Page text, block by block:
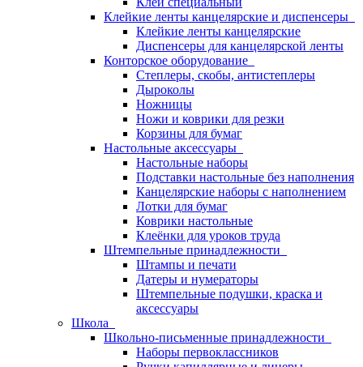
Клейкие ленты канцелярские и диспенсеры
Клейкие ленты канцелярские
Диспенсеры для канцелярской ленты
Конторское оборудование
Степлеры, скобы, антистеплеры
Дыроколы
Ножницы
Ножи и коврики для резки
Корзины для бумаг
Настольные аксессуары
Настольные наборы
Подставки настольные без наполнения
Канцелярские наборы с наполнением
Лотки для бумаг
Коврики настольные
Клеёнки для уроков труда
Штемпельные принадлежности
Штампы и печати
Датеры и нумераторы
Штемпельные подушки, краска и
аксессуары
Школа
Школьно-письменные принадлежности
Наборы первоклассников